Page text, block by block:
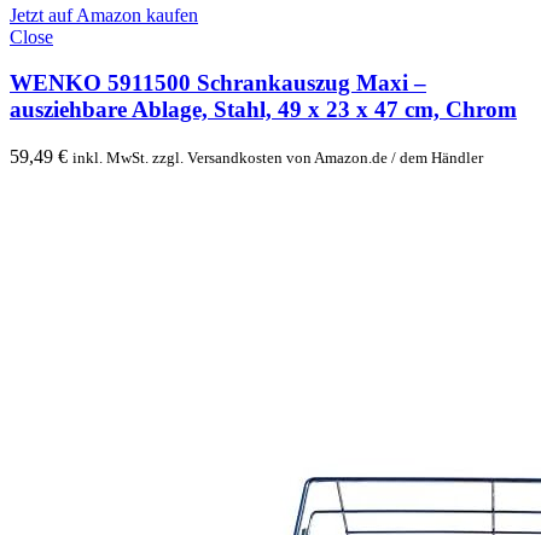
Jetzt auf Amazon kaufen
Close
WENKO 5911500 Schrankauszug Maxi –
ausziehbare Ablage, Stahl, 49 x 23 x 47 cm, Chrom
59,49 € inkl. MwSt. zzgl. Versandkosten von Amazon.de / dem Händler